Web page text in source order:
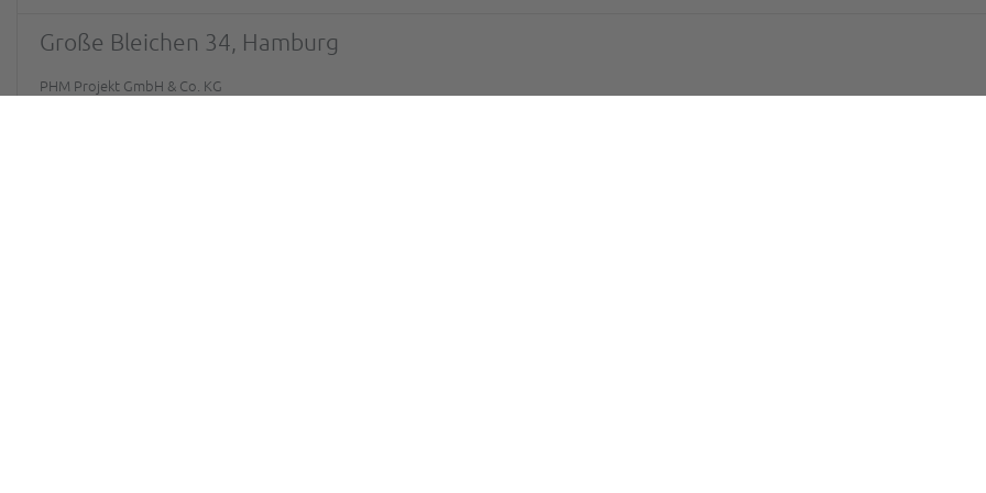
Große Bleichen 34, Hamburg
PHM Projekt GmbH & Co. KG